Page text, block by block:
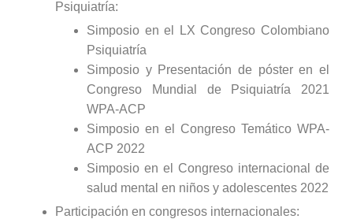
Psiquiatría:
Simposio en el LX Congreso Colombiano
Psiquiatría
Simposio y Presentación de póster en el
Congreso Mundial de Psiquiatría 2021
WPA-ACP
Simposio en el Congreso Temático WPA-
ACP 2022
Simposio en el Congreso internacional de
salud mental en niños y adolescentes 2022
Participación en congresos internacionales: